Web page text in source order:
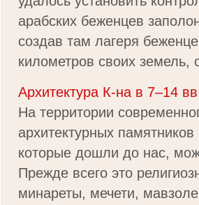
арабских беженцев
создав там лагеря
километров своих земель,
Архитектура К-на в 7–14
На территории
архитектурных
которые дошли до нас,
Прежде всего это
минареты, мечети,